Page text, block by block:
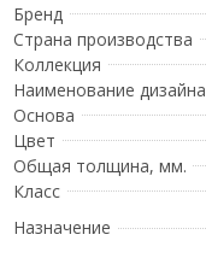
Бренд
Страна производства
Коллекция
Наименование дизайна
Основа
Цвет
Общая толщина, мм.
Класс
Назначение